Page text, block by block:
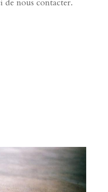
de nous contacter.